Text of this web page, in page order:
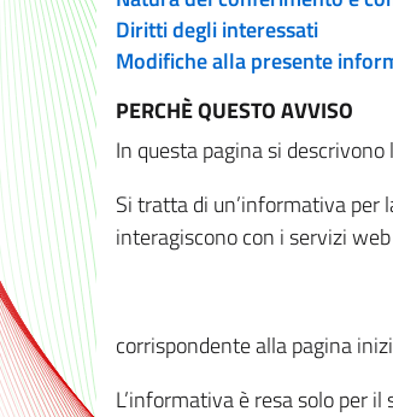
Diritti degli interessati
Modifiche alla presente
PERCHÈ QUESTO AVVISO
In questa pagina si
Si tratta di un’informativa per
interagiscono con i servizi
corrispondente alla pagina
L’informativa è resa solo per